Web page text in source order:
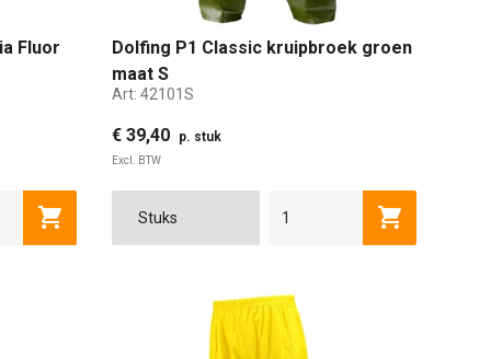
Fluor
2XL
Toevoegen aan winkelwagen
Dolfing P1 Classic kruipbroek groen
maat S
Art: 42101S
€ 39,40 p. stuk
Excl. BTW
S L 2XL
Toevoegen